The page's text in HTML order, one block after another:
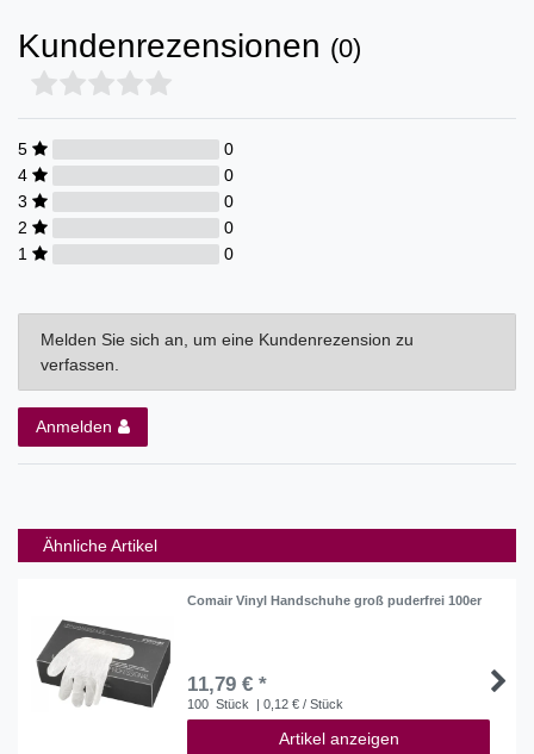
Kundenrezensionen (0)
5
0
4
0
3
0
2
0
1
0
Melden Sie sich an, um eine Kundenrezension zu
verfassen.
Anmelden
Ähnliche Artikel
Comair Vinyl Handschuhe groß puderfrei 100er
11,79 € *
100 Stück | 0,12 € / Stück
Artikel anzeigen